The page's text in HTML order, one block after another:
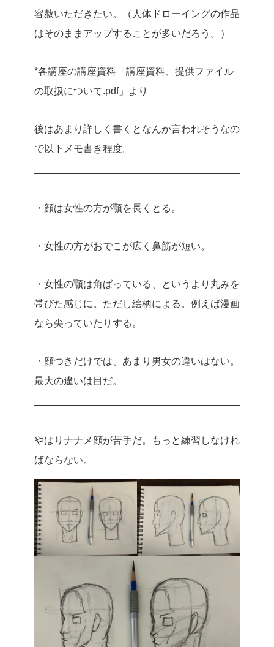
容赦いただきたい。（人体ドローイングの作品
はそのままアップすることが多いだろう。）
*各講座の講座資料「講座資料、提供ファイル
の取扱について.pdf」より
後はあまり詳しく書くとなんか言われそうなの
で以下メモ書き程度。
・顔は女性の方が顎を長くとる。
・女性の方がおでこが広く鼻筋が短い。
・女性の顎は角ばっている、というより丸みを
帯びた感じに。ただし絵柄による。例えば漫画
なら尖っていたりする。
・顔つきだけでは、あまり男女の違いはない。
最大の違いは目だ。
やはりナナメ顔が苦手だ。もっと練習しなけれ
ばならない。